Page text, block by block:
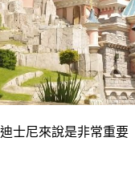
士尼來說是非常重要